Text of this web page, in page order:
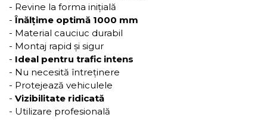
- Revine la forma inițială
- Înălțime optimă 1000 mm
- Material cauciuc durabil
- Montaj rapid și sigur
- Ideal pentru trafic intens
- Nu necesită întreținere
- Protejează vehiculele
- Vizibilitate ridicată
- Utilizare profesională